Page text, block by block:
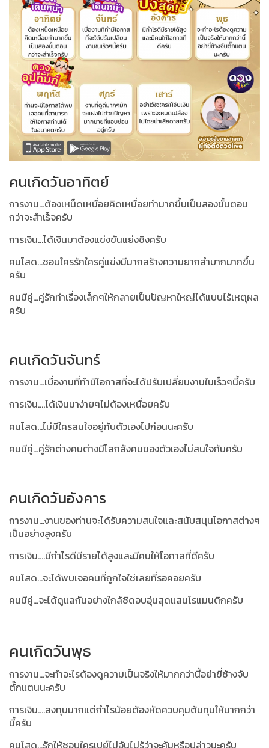
คนเกิดวันอาทิตย์
การงาน...ต้องเหน็ดเหนื่อยคิดเหนื่อยทำมากขึ้นเป็นสองขั้นตอน
กว่าจะสำเร็จครับ
การเงิน...ได้เงินมาต้องแข่งขันแย่งชิงครับ
คนโสด...ชอบใครรักใครคู่แข่งมีมากสร้างความยากลำบากมากขึ้น
ครับ
คนมีคู่...คู่รักทำเรื่องเล็กๆให้กลายเป็นปัญหาใหญ่ได้แบบไร้เหตุผล
ครับ
คนเกิดวันจันทร์
การงาน...เบื่องานที่ทำมีโอกาสที่จะได้ปรับเปลี่ยนงานในเร็วๆนี้ครับ
การเงิน....ได้เงินมาง่ายๆไม่ต้องเหนื่อยครับ
คนโสด...ไม่มีใครสนใจอยู่กับตัวเองไปก่อนนะครับ
คนมีคู่...คู่รักต่างคนต่างมีโลกสังคมของตัวเองไม่สนใจกันครับ
คนเกิดวันอังคาร
การงาน...งานของท่านจะได้รับความสนใจและสนับสนุนโอกาสต่างๆ
เป็นอย่างสูงครับ
การเงิน....มีกำไรดีมีรายได้สูงและมีคนให้โอกาสที่ดีครับ
คนโสด...จะได้พบเจอคนที่ถูกใจใช่เลยที่รอคอยครับ
คนมีคู่...จะได้ดูแลกันอย่างใกล้ชิดอบอุ่นสุดแสนโรแมนติกครับ
คนเกิดวันพุธ
การงาน...จะทำอะไรต้องดูความเป็นจริงให้มากกว่านี้อย่าขี่ช้างจับ
ตั๊กแตนนะครับ
การเงิน....ลงทุนมากแต่กำไรน้อยต้องหัดควบคุมต้นทุนให้มากกว่า
นี้ครับ
คนโสด...รักให้ชอบใครเปย์ไม่อันไม่รู้ว่าจะคุ้มหรือปล่าวนะครับ